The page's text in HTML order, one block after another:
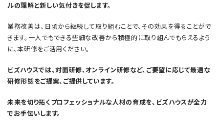
ルの理解と新しい気付きを促します。
業務改善は、日頃から継続して取り組むことで、その効果を得ることがで
きます。一人でもできる些細な改善から積極的に取り組んでもらえるよう
に、本研修をご活用ください。
ビズハウスでは、対面研修、オンライン研修など、ご要望に応じて最適な
研修形態をご提案、ご提供しています。
未来を切り拓くプロフェッショナルな人材の育成を、ビズハウスが全力
でお手伝いします。